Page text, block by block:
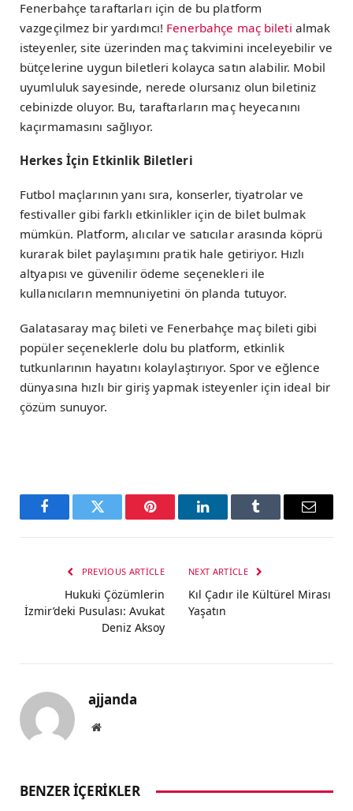
Fenerbahçe taraftarları için de bu platform
vazgeçilmez bir yardımcı! Fenerbahçe maç bileti almak
isteyenler, site üzerinden maç takvimini inceleyebilir ve
bütçelerine uygun biletleri kolayca satın alabilir. Mobil
uyumluluk sayesinde, nerede olursanız olun biletiniz
cebinizde oluyor. Bu, taraftarların maç heyecanını
kaçırmamasını sağlıyor.
Herkes İçin Etkinlik Biletleri
Futbol maçlarının yanı sıra, konserler, tiyatrolar ve
festivaller gibi farklı etkinlikler için de bilet bulmak
mümkün. Platform, alıcılar ve satıcılar arasında köprü
kurarak bilet paylaşımını pratik hale getiriyor. Hızlı
altyapısı ve güvenilir ödeme seçenekleri ile
kullanıcıların memnuniyetini ön planda tutuyor.
Galatasaray maç bileti ve Fenerbahçe maç bileti gibi
popüler seçeneklerle dolu bu platform, etkinlik
tutkunlarının hayatını kolaylaştırıyor. Spor ve eğlence
dünyasına hızlı bir giriş yapmak isteyenler için ideal bir
çözüm sunuyor.
FacebookTwitter Pinterest LinkedInTumblr Email
PREVIOUS ARTICLE
Hukuki Çözümlerin
İzmir’deki Pusulası: Avukat
Deniz Aksoy
NEXT ARTICLE
Kıl Çadır ile Kültürel Mirası
Yaşatın
ajjanda
Website
BENZER İÇERIKLER